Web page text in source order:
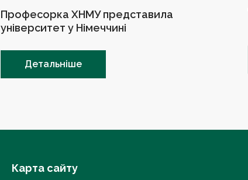
Професорка ХНМУ представила
університет у Німеччині
Детальніше
Карта сайту